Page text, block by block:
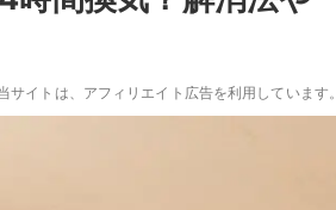
サイトは、アフィリエイト広告を利用しています。